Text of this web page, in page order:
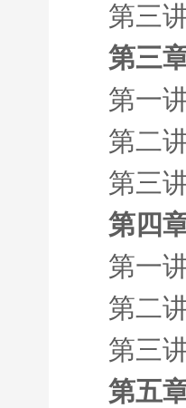
第三
第三
第一
第二
第三
第四
第一
第二
第三
第五